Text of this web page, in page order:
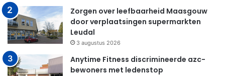
Zorgen over leefbaarheid Maasgouw
door verplaatsingen supermarkten
Leudal
3 augustus 2026
Anytime Fitness discrimineerde azc-
bewoners met ledenstop